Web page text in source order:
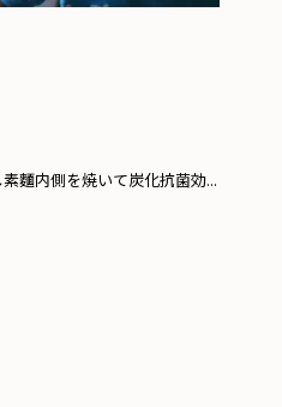
麵内側を焼いて炭化抗菌効...